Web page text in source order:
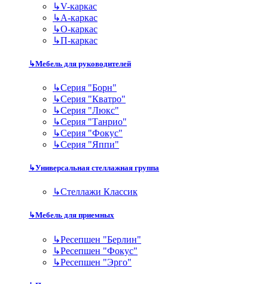
↳V-каркас
↳А-каркас
↳О-каркас
↳П-каркас
↳Мебель для руководителей
↳Серия "Борн"
↳Серия "Кватро"
↳Серия "Люкс"
↳Серия "Танрио"
↳Серия "Фокус"
↳Серия "Яппи"
↳Универсальная стеллажная группа
↳Стеллажи Классик
↳Мебель для приемных
↳Ресепшен "Берлин"
↳Ресепшен "Фокус"
↳Ресепшен "Эрго"